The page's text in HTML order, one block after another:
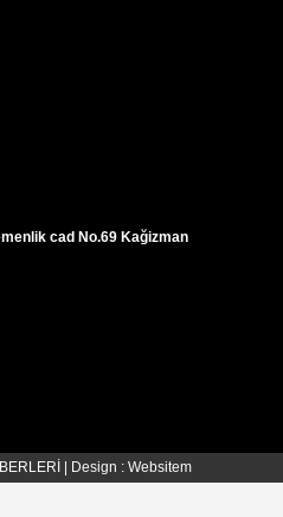
cad No.69 Kağizman
| Design : Websitem